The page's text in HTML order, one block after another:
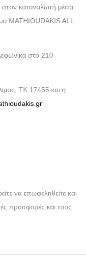
στον καταναλωτή μέσα
MATHIOUDAKIS ALL
στο 210
ΤΚ 17455 και η
να επωφεληθείτε και
προσφορές και τους